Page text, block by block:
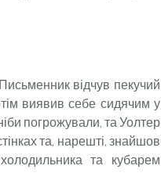
відчув пекучий
виявив себе сидячим у
погрожували, та Уолтер
та, нарешті, знайшов
та кубарем